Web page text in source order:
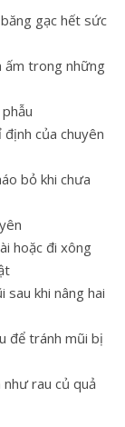
gạc hết sức
ấm trong những
của chuyên
bỏ khi chưa
hoặc đi xông
khi nâng hai
để tránh mũi bị
rau củ quả